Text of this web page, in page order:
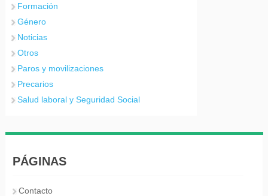
Formación
Género
Noticias
Otros
Paros y movilizaciones
Precarios
Salud laboral y Seguridad Social
PÁGINAS
Contacto